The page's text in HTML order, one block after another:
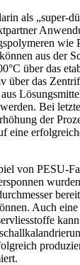
als „super-
wie
aus der
über das
über das
Bei
der
eine
von PESU-
Auch